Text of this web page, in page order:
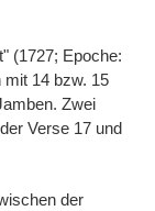
(1727; Epoche:
14 bzw. 15
Zwei
Verse 17 und
der